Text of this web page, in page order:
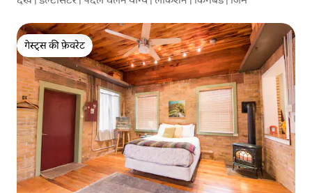
गेस्ट्स की फ़ेवरेट
गेस्ट्स की फ़ेवरेट